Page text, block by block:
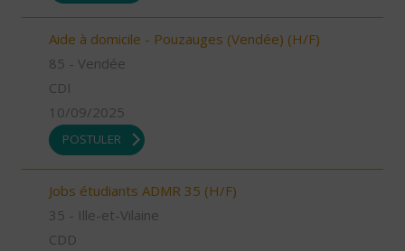
Aide à domicile - Pouzauges (Vendée) (H/F)
85 - Vendée
CDI
10/09/2025
POSTULER
Jobs étudiants ADMR 35 (H/F)
35 - Ille-et-Vilaine
CDD